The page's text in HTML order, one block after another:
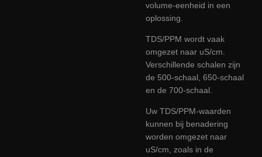
volume-eenheid in een
oplossing.
TDS/PPM wordt vaak
omgezet naar uS/cm.
Verschillende schalen zijn
de 500-schaal, 650-schaal
en de 700-schaal.
Uw TDS/PPM-waarden
kunnen bij benadering
worden omgezet naar
uS/cm, zoals in de